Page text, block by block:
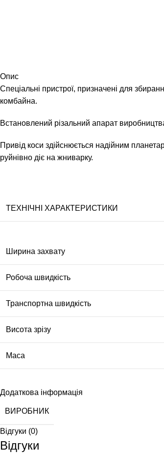
Опис
Спеціальні пристрої, призначені для
комбайна.
Встановлений різальний апарат
Привід коси здійснюється надійним
руйнівно діє на жниварку.
ТЕХНІЧНІ ХАРАКТЕРИСТИКИ
Ширина захвату
Робоча швидкість
Транспортна швидкість
Висота зрізу
Maca
Додаткова інформація
ВИРОБНИК
Відгуки (0)
Відгуки